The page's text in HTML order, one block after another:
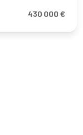
430 000 €